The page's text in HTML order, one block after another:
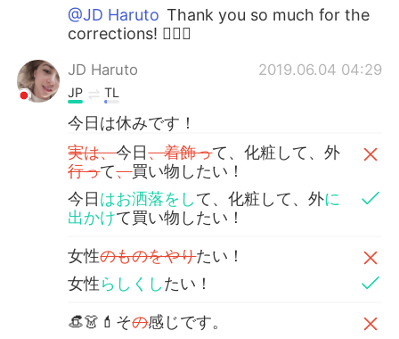
@JD Haruto Thank you so much for the
corrections! 🙇🏻‍♀️
JD Haruto 2019.06.04 04:29
JP TL
今日は休みです！
実は、今日、着飾って、化粧して、外
行って、買い物したい！
今日はお洒落をして、化粧して、外に
出かけて買い物したい！
女性のものをやりたい！
女性らしくしたい！
👒👗💄その感じです。